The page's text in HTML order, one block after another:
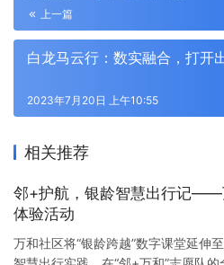
上一篇
白龙马云行：数实融合，打开
2023年7月20日 上午10:55
相关推荐
邻+护航，银龄智慧出行记——
体验活动
万和社区将“银龄跨越”数字课堂延伸